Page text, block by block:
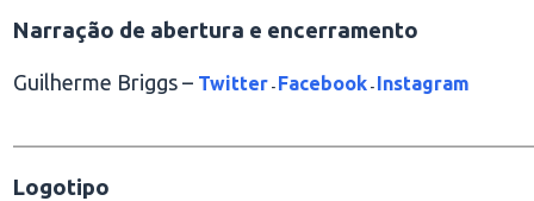
Narração de abertura e encerramento
Guilherme Briggs – Twitter - Facebook - Instagram
Logotipo